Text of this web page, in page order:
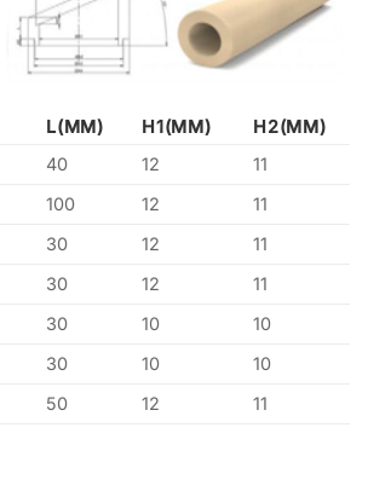
L(MM) H1(MM)
H2(MM)
40 12
11
100 12
11
30 12
11
30 12
11
30 10
10
30 10
10
50 12 11